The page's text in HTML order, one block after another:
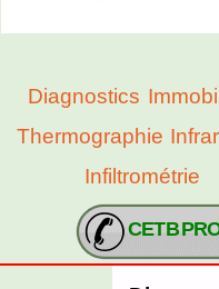
Diagnostics
Thermographie
Infiltrométrie
CETB